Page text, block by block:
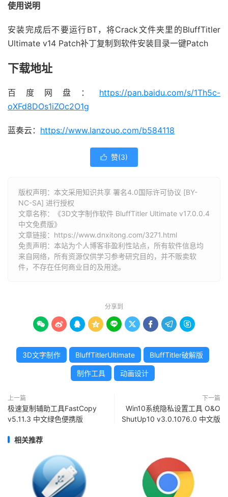
使用说明
安装完成后不要运行BT，将Crack文件夹里的BluffTitler
Ultimate v14 Patch补丁复制到软件安装目录一键Patch
下载地址
百度网盘： https://pan.baidu.com/s/1Th5c-
oXFd8DOs1iZOc2O1g
蓝奏云： https://www.lanzouo.com/b584118
 赞(3)
版权声明：本文采用知识共享 署名4.0国际许可协议 [BY-
NC-SA] 进行授权
文章名称：《3D文字制作软件 BluffTitler Ultimate v17.0.0.4
中文免费版》
文章链接： https://www.dnxitong.com/3271.html
免责声明：本站为个人博客非盈利性站点，所有软件信息均
来自网络，所有资源仅供学习参考研究目的，并不贩卖软
件，不存在任何商业目的及用途。
分享到
        
3D文字制作 BluffTitlerUltimate BluffTitler破解版
制作工具 动画设计
上一篇
极速复制辅助工具FastCopy
v5.11.3 中文绿色便携版
下一篇
Win10系统隐私设置工具 O&O
ShutUp10 v3.0.1076.0 中文版
相关推荐